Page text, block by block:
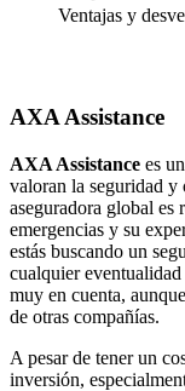
Ventajas y
AXA Assistance
AXA Assistance es
valoran la seguridad y
aseguradora global es
emergencias y su
estás buscando un
cualquier
muy en cuenta,
de otras compañías.
A pesar de tener un
inversión,